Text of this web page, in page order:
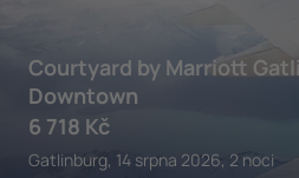
Courtyard by Marriott
Downtown
6 718 Kč
Gatlinburg, 14 srpna 2026, 2 noci